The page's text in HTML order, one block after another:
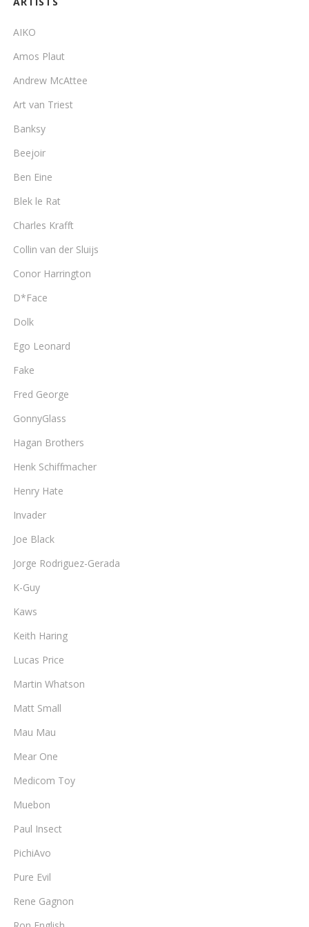
AIKO
Amos Plaut
Andrew McAttee
Art van Triest
Banksy
Beejoir
Ben Eine
Blek le Rat
Charles Krafft
Collin van der Sluijs
Conor Harrington
D*Face
Dolk
Ego Leonard
Fake
Fred George
GonnyGlass
Hagan Brothers
Henk Schiffmacher
Henry Hate
Invader
Joe Black
Jorge Rodriguez-Gerada
K-Guy
Kaws
Keith Haring
Lucas Price
Martin Whatson
Matt Small
Mau Mau
Mear One
Medicom Toy
Muebon
Paul Insect
PichiAvo
Pure Evil
Rene Gagnon